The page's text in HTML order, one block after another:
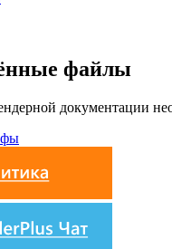
файлы
документации